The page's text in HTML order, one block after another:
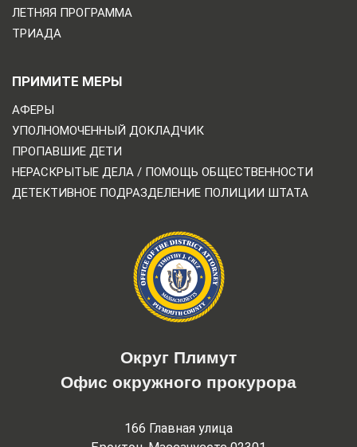
ЛЕТНЯЯ ПРОГРАММА
ТРИАДА
ПРИМИТЕ МЕРЫ
АФЕРЫ
УПОЛНОМОЧЕННЫЙ ДОКЛАДЧИК
ПРОПАВШИЕ ДЕТИ
НЕРАСКРЫТЫЕ ДЕЛА / ПОМОЩЬ ОБЩЕСТВЕННОСТИ
ДЕТЕКТИВНОЕ ПОДРАЗДЕЛЕНИЕ ПОЛИЦИИ ШТАТА
Округ Плимут
Офис окружного прокурора
166 Главная улица